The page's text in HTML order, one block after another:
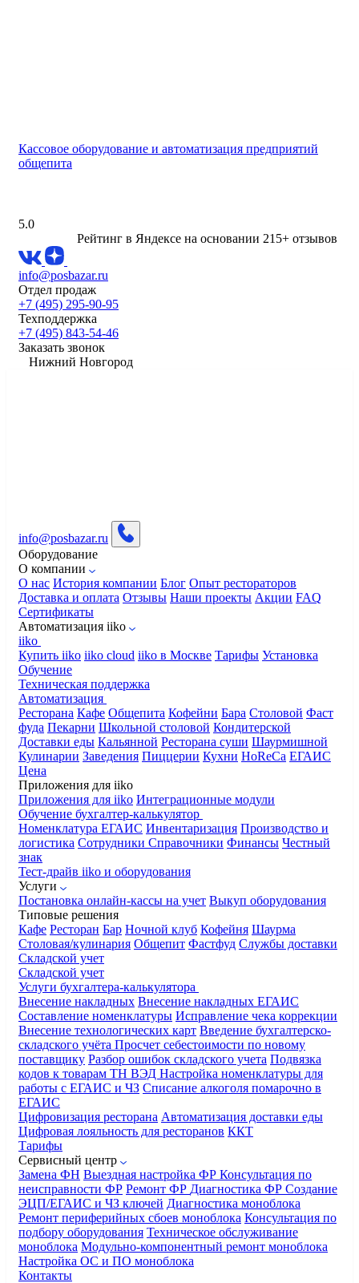
Кассовое оборудование и автоматизация предприятий
общепита
5.0
Рейтинг в Яндексе на основании 215+ отзывов
info@posbazar.ru
Отдел продаж
+7 (495) 295-90-95
Техподдержка
+7 (495) 843-54-46
Заказать звонок
Нижний Новгород
info@posbazar.ru
Оборудование
О компании
О нас История компании Блог Опыт рестораторов
Доставка и оплата Отзывы Наши проекты Акции FAQ
Сертификаты
Автоматизация iiko
iiko
Купить iiko iiko cloud iiko в Москве Тарифы Установка
Обучение
Техническая поддержка
Автоматизация
Ресторана Кафе Общепита Кофейни Бара Столовой Фаст
фуда Пекарни Школьной столовой Кондитерской
Доставки еды Кальянной Ресторана суши Шаурмишной
Кулинарии Заведения Пиццерии Кухни HoReCa ЕГАИС
Цена
Приложения для iiko
Приложения для iiko Интеграционные модули
Обучение бухгалтер-калькулятор
Номенклатура ЕГАИС Инвентаризация Производство и
логистика Сотрудники Справочники Финансы Честный
знак
Тест-драйв iiko и оборудования
Услуги
Постановка онлайн-кассы на учет Выкуп оборудования
Типовые решения
Кафе Ресторан Бар Ночной клуб Кофейня Шаурма
Столовая/кулинария Общепит Фастфуд Службы доставки
Складской учет
Складской учет
Услуги бухгалтера-калькулятора
Внесение накладных Внесение накладных ЕГАИС
Составление номенклатуры Исправление чека коррекции
Внесение технологических карт Введение бухгалтерско-
складского учёта Просчет себестоимости по новому
поставщику Разбор ошибок складского учета Подвязка
кодов к товарам ТН ВЭД Настройка номенклатуры для
работы с ЕГАИС и ЧЗ Списание алкоголя помарочно в
ЕГАИС
Цифровизация ресторана Автоматизация доставки еды
Цифровая лояльность для ресторанов ККТ
Тарифы
Сервисный центр
Замена ФН Выездная настройка ФР Консультация по
неисправности ФР Ремонт ФР Диагностика ФР Создание
ЭЦП/ЕГАИС и ЧЗ ключей Диагностика моноблока
Ремонт периферийных сбоев моноблока Консультация по
подбору оборудования Техническое обслуживание
моноблока Модульно-компонентный ремонт моноблока
Настройка ОС и ПО моноблока
Контакты